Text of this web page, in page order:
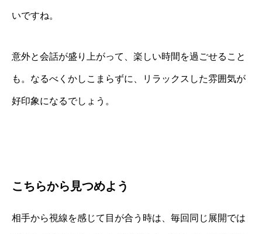
いですね。
意外と会話が盛り上がって、楽しい時間を過ごせること
も。なるべくかしこまらずに、リラックスした雰囲気が
好印象になるでしょう。
こちらから見つめよう
相手から視線を感じて目が合う時は、毎回同じ展開では